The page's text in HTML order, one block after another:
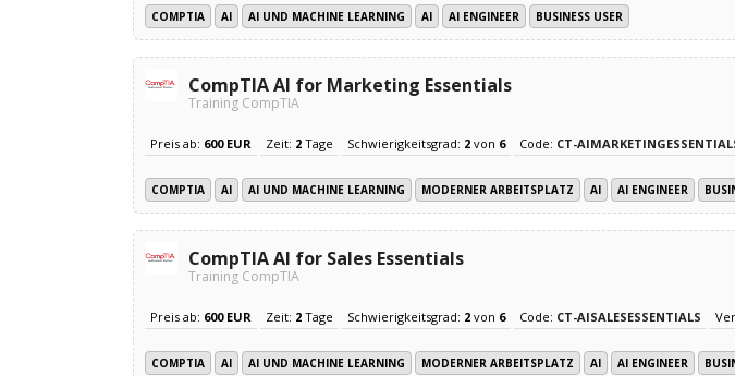
COMPTIA AI AI UND MACHINE LEARNING AI AI ENGINEER BUSINESS USER
CompTIA AI for Marketing Essentials
Training CompTIA
Preis ab: 600 EUR Zeit: 2 Tage Schwierigkeitsgrad: 2 von 6 Code: CT-
COMPTIA AI AI UND MACHINE LEARNING MODERNER ARBEITSPLATZ AI AI ENGINEER
CompTIA AI for Sales Essentials
Training CompTIA
Preis ab: 600 EUR Zeit: 2 Tage Schwierigkeitsgrad: 2 von 6 Code: CT-AISALESESSENTIALS
COMPTIA AI AI UND MACHINE LEARNING MODERNER ARBEITSPLATZ AI AI ENGINEER